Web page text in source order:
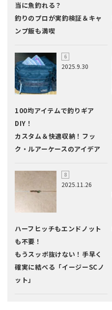
当に魚釣れる？
釣りのプロが実釣検証＆キャ
ンプ飯も満喫
2025.9.30
100均アイテムで釣りギア
DIY！
カスタム＆快適収納！フッ
ク・ルアーケースのアイデア
2025.11.26
ハーフヒッチもエンドノット
も不要！
もうスッポ抜けない！手早く
確実に結べる「イージーSCノ
ット」